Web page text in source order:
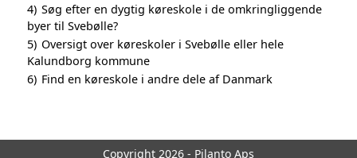
4) Søg efter en dygtig køreskole i de omkringliggende
byer til Svebølle?
5) Oversigt over køreskoler i Svebølle eller hele
Kalundborg kommune
6) Find en køreskole i andre dele af Danmark
Copyright 2026 - Pilanto Aps